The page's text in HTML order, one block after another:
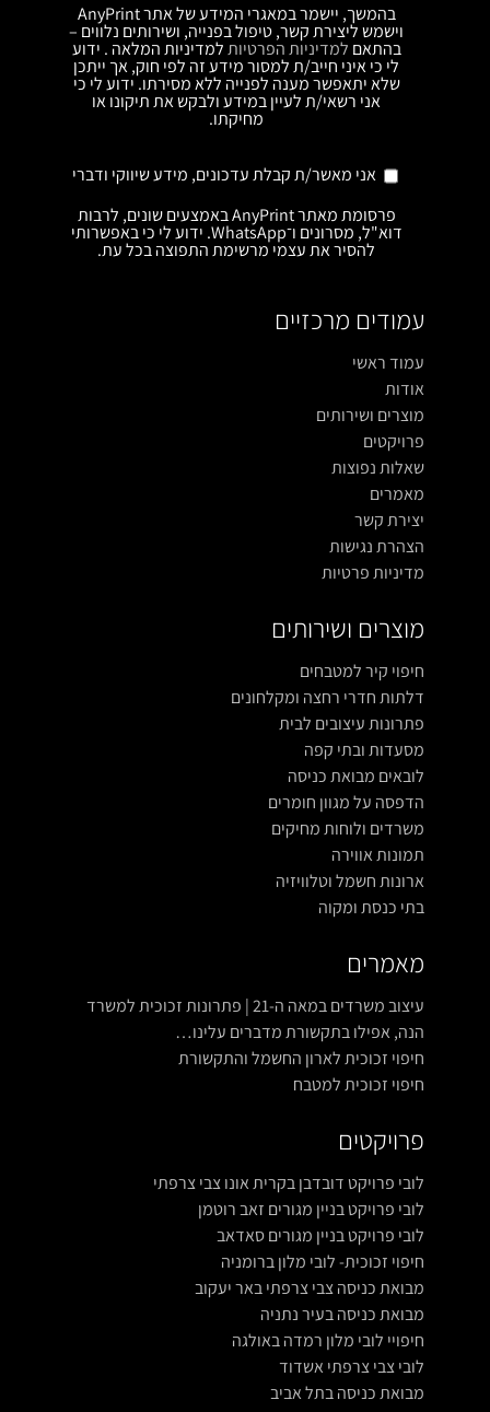
בהמשך, יישמר במאגרי המידע של אתר AnyPrint
וישמש ליצירת קשר, טיפול בפנייה, ושירותים נלווים –
בהתאם למדיניות הפרטיותלמדיניות המלאה . ידוע
לי כי איני חייב/ת למסור מידע זה לפי חוק, אך ייתכן
שלא יתאפשר מענה לפנייה ללא מסירתו. ידוע לי כי
אני רשאי/ת לעיין במידע ולבקש את תיקונו או
מחיקתו.
אני מאשר/ת קבלת עדכונים, מידע שיווקי ודברי
פרסומת מאתר AnyPrint באמצעים שונים, לרבות
דוא"ל, מסרונים ו־WhatsApp. ידוע לי כי באפשרותי
להסיר את עצמי מרשימת התפוצה בכל עת.
עמודים מרכזיים
עמוד ראשי
אודות
מוצרים ושירותים
פרויקטים
שאלות נפוצות
מאמרים
יצירת קשר
הצהרת נגישות
מדיניות פרטיות
מוצרים ושירותים
חיפוי קיר למטבחים
דלתות חדרי רחצה ומקלחונים
פתרונות עיצובים לבית
מסעדות ובתי קפה
לובאים מבואת כניסה
הדפסה על מגוון חומרים
משרדים ולוחות מחיקים
תמונות אווירה
ארונות חשמל וטלוויזיה
בתי כנסת ומקוה
מאמרים
עיצוב משרדים במאה ה-21 | פתרונות זכוכית למשרד
הנה, אפילו בתקשורת מדברים עלינו…
חיפוי זכוכית לארון החשמל והתקשורת
חיפוי זכוכית למטבח
פרויקטים
לובי פרויקט דובדבן בקרית אונו צבי צרפתי
לובי פרויקט בניין מגורים זאב רוטמן
לובי פרויקט בניין מגורים סאדאב
חיפוי זכוכית- לובי מלון ברומניה
מבואת כניסה צבי צרפתי באר יעקוב
מבואת כניסה בעיר נתניה
חיפויי לובי מלון רמדה באולגה
לובי צבי צרפתי אשדוד
מבואת כניסה בתל אביב